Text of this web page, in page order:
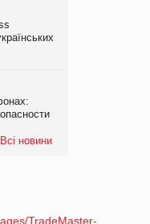
Всі новини